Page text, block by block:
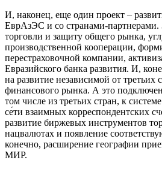
И, наконец, еще один проект –
ЕврАзЭС и со странами-партнерами.
торговли и защиту общего рынка,
производственной кооперации,
перестраховочной компании,
Евразийского банка развития. И,
на развитие независимой от третьих
финансового рынка. А это
том числе из третьих стран, к
се́ти взаимных корреспондентских
развитие биржевых инструментов
нацвалютах и появление
конечно, расширение географии
МИР.